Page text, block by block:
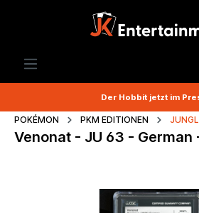
Der Hobbit jetzt im
POKÉMON PKM EDITIONEN
Venonat - JU 63 - German